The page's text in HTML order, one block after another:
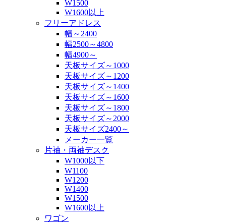
W1500
W1600以上
フリーアドレス
幅～2400
幅2500～4800
幅4900～
天板サイズ～1000
天板サイズ～1200
天板サイズ～1400
天板サイズ～1600
天板サイズ～1800
天板サイズ～2000
天板サイズ2400～
メーカー一覧
片袖・両袖デスク
W1000以下
W1100
W1200
W1400
W1500
W1600以上
ワゴン